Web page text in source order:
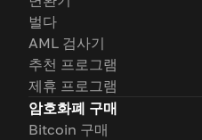
벌다
AML 검사기
추천 프로그램
제휴 프로그램
암호화폐 구매
Bitcoin 구매